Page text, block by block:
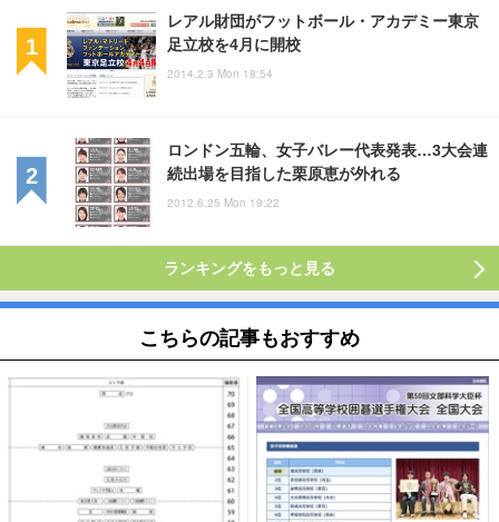
レアル財団がフットボール・アカデミー東京
足立校を4月に開校
2014.2.3 Mon 18:54
ロンドン五輪、女子バレー代表発表…3大会連
続出場を目指した栗原恵が外れる
2012.6.25 Mon 19:22
ランキングをもっと見る
こちらの記事もおすすめ